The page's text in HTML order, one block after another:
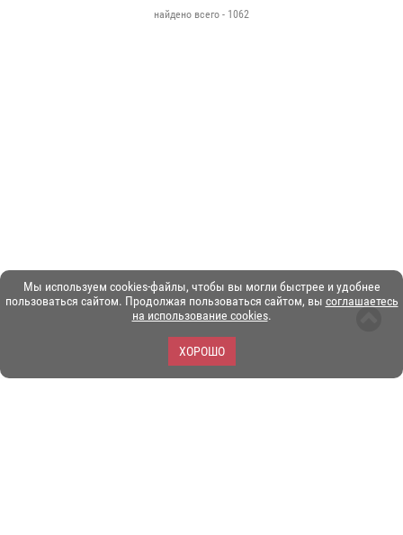
Мы используем cookies-файлы, чтобы вы могли быстрее и удобнее
пользоваться сайтом. Продолжая пользоваться сайтом, вы соглашаетесь
на использование cookies.
ХОРОШО
найдено всего - 1062